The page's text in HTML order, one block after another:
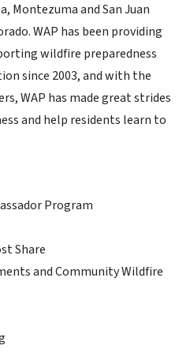
Montezuma and San Juan
WAP has been providing
wildfire preparedness
since 2003, and with the
WAP has made great strides
and help residents learn to
Program
Share
and Community Wildfire